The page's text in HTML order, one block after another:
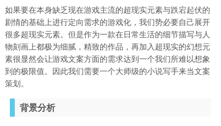
如果要在本身缺乏现在游戏主流的超现实元素与跌宕起伏的
剧情的基础上进行定向需求的游戏化，我们势必要自己展开
很多超现实元素。但是作为一款在日常生活的细节描写与人
物刻画上都极为细腻，精致的作品，再加入超现实的幻想元
素很显然会让游戏文案方面的需求达到一个我们所难以想象
到的极限值。因此我们需要一个大师级的小说写手来当文案
策划。
背景分析